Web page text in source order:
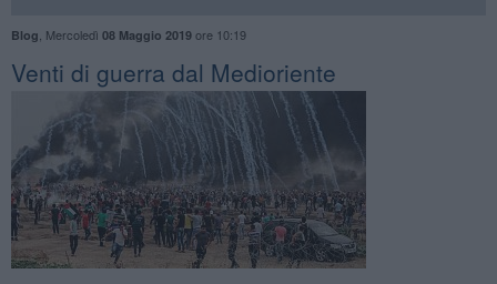
Blog Mercoledì 08 Maggio 2019ore 10:19
Venti di guerra dal Medioriente